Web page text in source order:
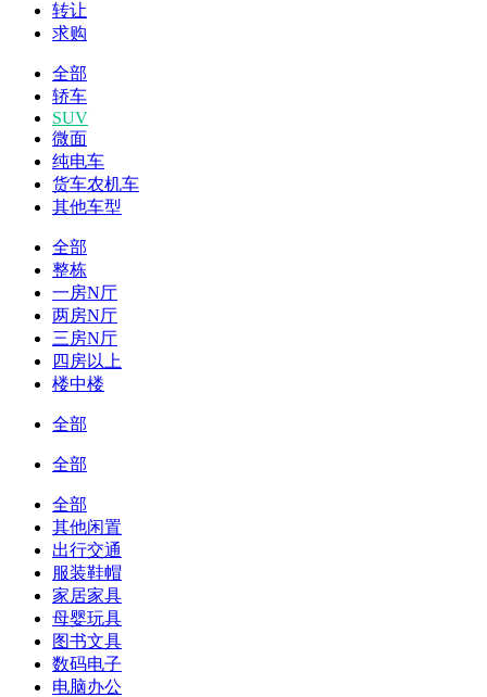
转让
求购
全部
轿车
SUV
微面
纯电车
货车农机车
其他车型
全部
整栋
一房N厅
两房N厅
三房N厅
四房以上
楼中楼
全部
全部
全部
其他闲置
出行交通
服装鞋帽
家居家具
母婴玩具
图书文具
数码电子
电脑办公